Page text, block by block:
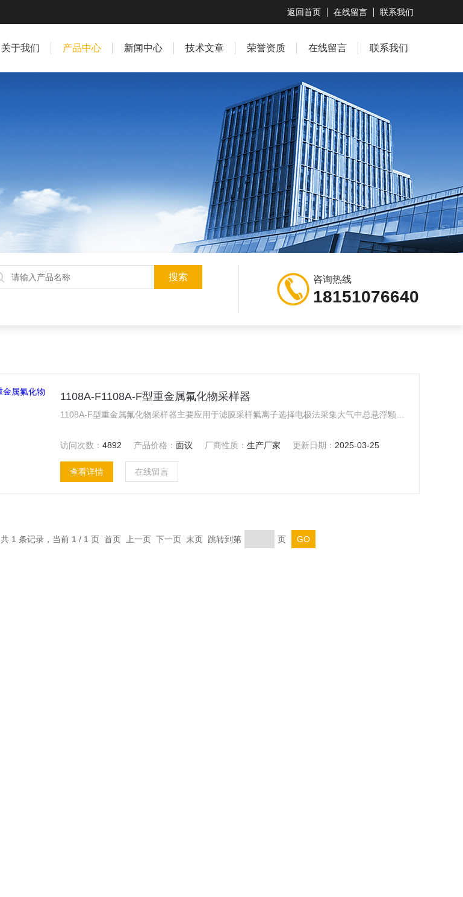
返回首页 在线留言 联系我们
关于我们 产品中心 新闻中心 技术文章 荣誉资质 在线留言 联系我们
咨询热线
18151076640
1108A-F1108A-F型重金属氟化物采样器
访问次数：4892 产品价格：面议 厂商性质：生产厂家 更新日期： 2025-03-25
查看详情 在线留言
共 1 条记录，当前 1 / 1 页 首页 上一页 下一页 末页 跳转到第 页